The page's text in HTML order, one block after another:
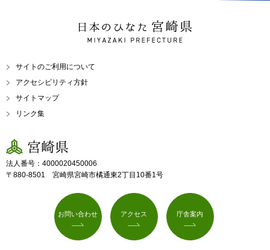
日本のひなた 宮崎県
MIYAZAKI PREFECTURE
サイトのご利用について
アクセシビリティ方針
サイトマップ
リンク集
宮崎県
法人番号：4000020450006
〒880-8501 宮崎県宮崎市橘通東2丁目10番1号
お問い合わせ アクセス 庁舎案内